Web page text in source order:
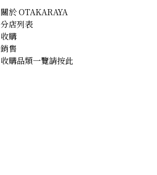
關於 OTAKARAYA
分店列表
收購
銷售
收購品類一覽請按此